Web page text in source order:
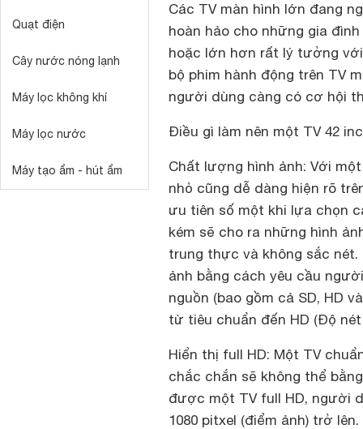
Quạt điện
Cây nước nóng lạnh
Máy lọc không khí
Máy lọc nước
Máy tạo ẩm - hút ẩm
Các TV màn hình lớn đang
hoàn hảo cho những gia
hoặc lớn hơn rất lý tưởng
bộ phim hành động trên TV
người dùng càng có cơ hội
Điều gì làm nên một TV 42
Chất lượng hình ảnh: Với
nhỏ cũng dễ dàng hiện rõ
ưu tiên số một khi lựa chọn
kém sẽ cho ra những hình
trung thực và không sắc
ảnh bằng cách yêu cầu
nguồn (bao gồm cả SD, HD
từ tiêu chuẩn đến HD (Độ
Hiển thị full HD: Một TV
chắc chắn sẽ không thể
được một TV full HD, người
1080 pitxel (điểm ảnh) trở